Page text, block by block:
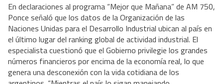
En declaraciones al programa “Mejor que Mañana” de AM 750,
Ponce señaló que los datos de la Organización de las
Naciones Unidas para el Desarrollo Industrial ubican al país en
el último lugar del ranking global de actividad industrial. El
especialista cuestionó que el Gobierno privilegie los grandes
números financieros por encima de la economía real, lo que
genera una desconexión con la vida cotidiana de los